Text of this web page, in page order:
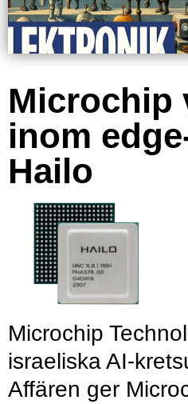
Microchip
inom
Hailo
Microchip
israeliska AI-
Affären ger